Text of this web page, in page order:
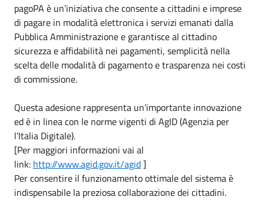
pagoPA è un’iniziativa che consente a cittadini e imprese
di pagare in modalità elettronica i servizi emanati dalla
Pubblica Amministrazione e garantisce al cittadino
sicurezza e affidabilità nei pagamenti, semplicità nella
scelta delle modalità di pagamento e trasparenza nei costi
di commissione.
Questa adesione rappresenta un’importante innovazione
ed è in linea con le norme vigenti di AgID (Agenzia per
l’Italia Digitale).
[Per maggiori informazioni vai al
link: http://www.agid.gov.it/agid]
Per consentire il funzionamento ottimale del sistema è
indispensabile la preziosa collaborazione dei cittadini.